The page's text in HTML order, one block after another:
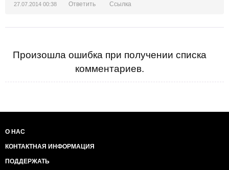
27.07.2014 00:38 Ответить Ссылка
Произошла ошибка при получении списка
комментариев.
О НАС
КОНТАКТНАЯ ИНФОРМАЦИЯ
ПОДДЕРЖАТЬ